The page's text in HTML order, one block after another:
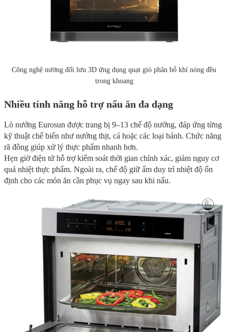
Công nghệ nướng đối lưu 3D ứng dụng quạt gió phân bổ khí nóng đều
trong khoang
Nhiều tính năng hỗ trợ nấu ăn đa dạng
Lò nướng Eurosun được trang bị 9–13 chế độ nướng, đáp ứng từng
kỹ thuật chế biến như nướng thịt, cá hoặc các loại bánh. Chức năng
rã đông giúp xử lý thực phẩm nhanh hơn.
Hẹn giờ điện tử hỗ trợ kiểm soát thời gian chính xác, giảm nguy cơ
quá nhiệt thực phẩm. Ngoài ra, chế độ giữ ấm duy trì nhiệt độ ổn
định cho các món ăn cần phục vụ ngay sau khi nấu.